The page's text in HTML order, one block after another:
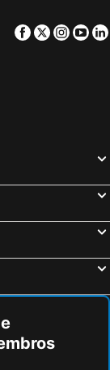
Facebook
Twitter